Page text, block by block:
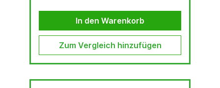
N/mm2)Quadratlocher bis 92 x 92 mm 2.0 mm
Stahlblech (S235), 1.5 mm Edelstahl (F = 600
N/mm2)Stanzkraft:...
In den Warenkorb
Zum Vergleich hinzufügen